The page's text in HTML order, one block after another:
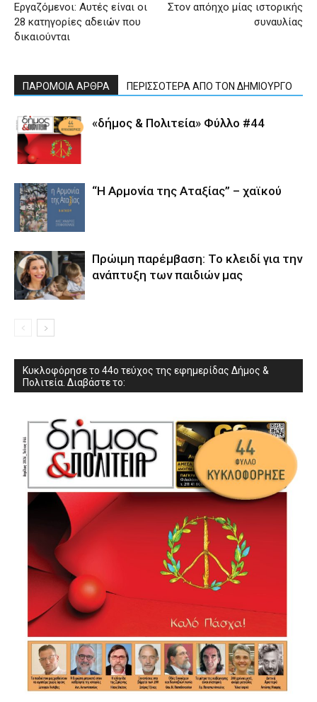
Εργαζόμενοι: Αυτές είναι οι
28 κατηγορίες αδειών που
δικαιούνται
Στον απόηχο μίας ιστορικής
συναυλίας
ΠΑΡΟΜΟΙΑ ΑΡΘΡΑ ΠΕΡΙΣΣΟΤΕΡΑ ΑΠΟ ΤΟΝ ΔΗΜΙΟΥΡΓΟ
«δήμος & Πολιτεία» Φύλλο #44
“Η Αρμονία της Αταξίας” – χαϊκού
Πρώιμη παρέμβαση: Το κλειδί για την
ανάπτυξη των παιδιών µας
Κυκλοφόρησε το 44ο τεύχος της εφημερίδας Δήμος &
Πολιτεία. Διαβάστε το: